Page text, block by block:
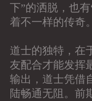
下”的洒脱，也
着不一样的传奇。
道士的独特，在
友配合才能发挥
输出，道士凭借
陆畅通无阻。前